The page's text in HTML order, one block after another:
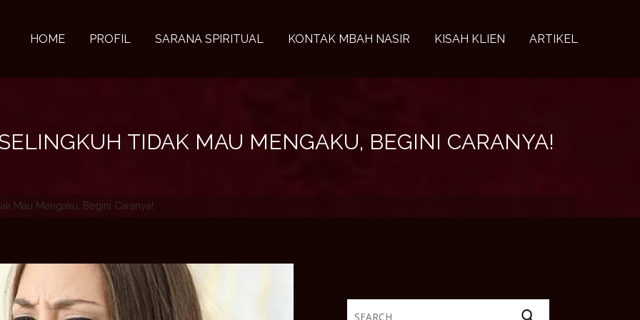
HOME PROFIL SARANA SPIRITUAL KONTAK MBAH NASIR KISAH KLIEN ARTIKEL
TIDAK MAU MENGAKU, BEGINI CARANYA!
Mau Mengaku, Begini Caranya!